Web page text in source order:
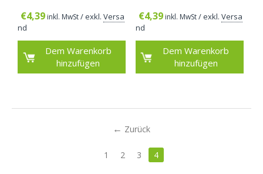
€4,39 inkl. MwSt/ exkl. Versa
nd
Dem Warenkorb
hinzufügen
€4,39 inkl. MwSt / exkl. Versa
nd
Dem Warenkorb
hinzufügen
Zurück
1 2 3 4